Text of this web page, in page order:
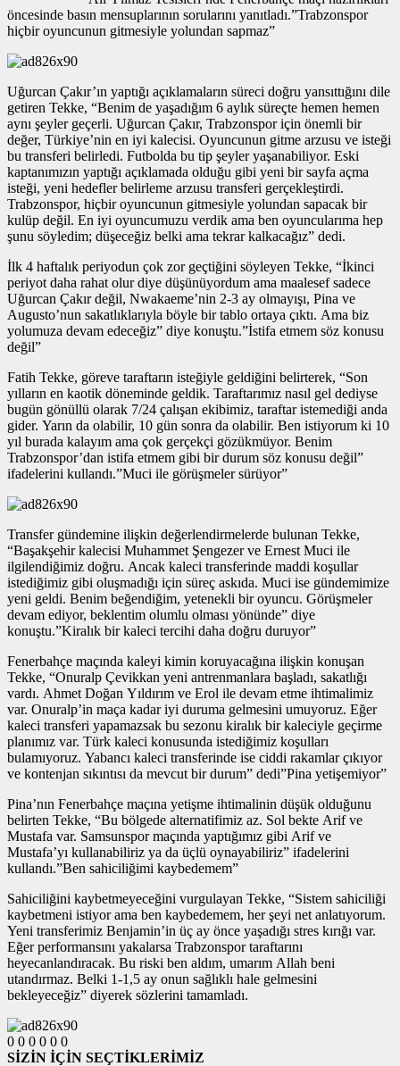
öncesinde basın mensuplarının sorularını yanıtladı.”Trabzonspor
hiçbir oyuncunun gitmesiyle yolundan sapmaz”
Uğurcan Çakır’ın yaptığı açıklamaların süreci doğru yansıttığını dile
getiren Tekke, “Benim de yaşadığım 6 aylık süreçte hemen hemen
aynı şeyler geçerli. Uğurcan Çakır, Trabzonspor için önemli bir
değer, Türkiye’nin en iyi kalecisi. Oyuncunun gitme arzusu ve isteği
bu transferi belirledi. Futbolda bu tip şeyler yaşanabiliyor. Eski
kaptanımızın yaptığı açıklamada olduğu gibi yeni bir sayfa açma
isteği, yeni hedefler belirleme arzusu transferi gerçekleştirdi.
Trabzonspor, hiçbir oyuncunun gitmesiyle yolundan sapacak bir
kulüp değil. En iyi oyuncumuzu verdik ama ben oyuncularıma hep
şunu söyledim; düşeceğiz belki ama tekrar kalkacağız” dedi.
İlk 4 haftalık periyodun çok zor geçtiğini söyleyen Tekke, “İkinci
periyot daha rahat olur diye düşünüyordum ama maalesef sadece
Uğurcan Çakır değil, Nwakaeme’nin 2-3 ay olmayışı, Pina ve
Augusto’nun sakatlıklarıyla böyle bir tablo ortaya çıktı. Ama biz
yolumuza devam edeceğiz” diye konuştu.”İstifa etmem söz konusu
değil”
Fatih Tekke, göreve taraftarın isteğiyle geldiğini belirterek, “Son
yılların en kaotik döneminde geldik. Taraftarımız nasıl gel dediyse
bugün gönüllü olarak 7/24 çalışan ekibimiz, taraftar istemediği anda
gider. Yarın da olabilir, 10 gün sonra da olabilir. Ben istiyorum ki 10
yıl burada kalayım ama çok gerçekçi gözükmüyor. Benim
Trabzonspor’dan istifa etmem gibi bir durum söz konusu değil”
ifadelerini kullandı.”Muci ile görüşmeler sürüyor”
Transfer gündemine ilişkin değerlendirmelerde bulunan Tekke,
“Başakşehir kalecisi Muhammet Şengezer ve Ernest Muci ile
ilgilendiğimiz doğru. Ancak kaleci transferinde maddi koşullar
istediğimiz gibi oluşmadığı için süreç askıda. Muci ise gündemimize
yeni geldi. Benim beğendiğim, yetenekli bir oyuncu. Görüşmeler
devam ediyor, beklentim olumlu olması yönünde” diye
konuştu.”Kiralık bir kaleci tercihi daha doğru duruyor”
Fenerbahçe maçında kaleyi kimin koruyacağına ilişkin konuşan
Tekke, “Onuralp Çevikkan yeni antrenmanlara başladı, sakatlığı
vardı. Ahmet Doğan Yıldırım ve Erol ile devam etme ihtimalimiz
var. Onuralp’in maça kadar iyi duruma gelmesini umuyoruz. Eğer
kaleci transferi yapamazsak bu sezonu kiralık bir kaleciyle geçirme
planımız var. Türk kaleci konusunda istediğimiz koşulları
bulamıyoruz. Yabancı kaleci transferinde ise ciddi rakamlar çıkıyor
ve kontenjan sıkıntısı da mevcut bir durum” dedi”Pina yetişemiyor”
Pina’nın Fenerbahçe maçına yetişme ihtimalinin düşük olduğunu
belirten Tekke, “Bu bölgede alternatifimiz az. Sol bekte Arif ve
Mustafa var. Samsunspor maçında yaptığımız gibi Arif ve
Mustafa’yı kullanabiliriz ya da üçlü oynayabiliriz” ifadelerini
kullandı.”Ben sahiciliğimi kaybedemem”
Sahiciliğini kaybetmeyeceğini vurgulayan Tekke, “Sistem sahiciliği
kaybetmeni istiyor ama ben kaybedemem, her şeyi net anlatıyorum.
Yeni transferimiz Benjamin’in üç ay önce yaşadığı stres kırığı var.
Eğer performansını yakalarsa Trabzonspor taraftarını
heyecanlandıracak. Bu riski ben aldım, umarım Allah beni
utandırmaz. Belki 1-1,5 ay onun sağlıklı hale gelmesini
bekleyeceğiz” diyerek sözlerini tamamladı.
0 0 0 0 0 0
SİZİN İÇİN SEÇTİKLERİMİZ